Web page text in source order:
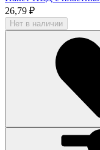
26,79 ₽
Нет в наличии